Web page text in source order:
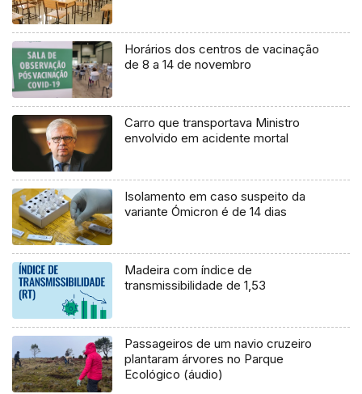
Horários dos centros de vacinação
de 8 a 14 de novembro
Carro que transportava Ministro
envolvido em acidente mortal
Isolamento em caso suspeito da
variante Ómicron é de 14 dias
Madeira com índice de
transmissibilidade de 1,53
Passageiros de um navio cruzeiro
plantaram árvores no Parque
Ecológico (áudio)